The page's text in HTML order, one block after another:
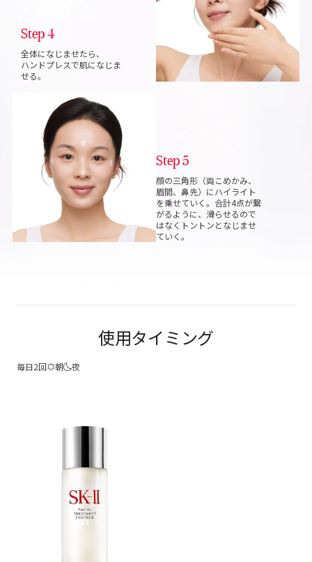
Step 4
全体になじませたら、
ハンドプレスで肌になじま
せる。
Step 5
顔の三角形（両こめかみ、
眉間、鼻先）にハイライト
を乗せていく。合計4点が繋
がるように、滑らせるので
はなくトントンとなじませ
ていく。
使用タイミング
毎日2回 朝 夜